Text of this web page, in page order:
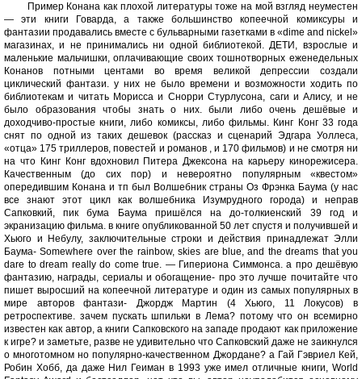
Пример Конана как плохой литературы тоже на мой взгляд неуместен
— эти книги Говарда, a также большинство копеечной комиксуры и
фантазии продавались вместе с бульварными газетками в «dime and nickel»
магазинах, и не принимались ни одной библиотекой. ДЕТИ, взрослые и
маленькие мальчишки, оплачивающие своих тошнотворных еженедельных
Конанов потными центами во время великой депрессии создали
циклический фантази. у них не было времени и возможности ходить по
библиотекам и читать Морисса и Снорри Стурлусона, саги и Алису, и не
было образования чтобы знать о них. были либо очень дешёвые и
доходчиво-простые книги, либо комиксы, либо фильмы. Кинг Конг 33 года
снят по одной из таких дешевок (рассказ и сценарий Эдгара Уоллеса,
«отца» 175 триллеров, повестей и романов , и 170 фильмов) и не смотря ни
на что Кинг Конг вдохновил Питера Джексона на карьеру кинoрежисера.
Качественным (до сих пор) и невероятно популярным «квестом»
опередившим Конана и тп был Волшебник страны Оз Фрэнка Баума (у нас
все знают этот цикл как волшебника Изумрудного города) и неправ
Сапковкий, пик бума Баума пришёлся на до-толкиенский 39 год и
экранизацию фильма. в книге опубликованной 50 лет спустя и получившей и
Хьюго и Небулу, заключительные строки и действия принадлежат Элли
Баума- Somewhere over the rainbow, skies are blue, and the dreams that you
dare to dream really do come true. — Гипериона Симмонса. а про дешёвую
фантазию, награды, сериалы и обогащение- про это лучше почитайте что
пишет выросший на копеечной литературе и один из самых популярных в
мире авторов фантази- Джордж Мартин (4 Хьюго, 11 Локусов) в
ретроспективе. зачем пускать шпильки в Лема? потому что он всемирно
известен как автор, а книги Сапковского на западе продают как приложение
к игре? и заметьте, разве не удивительно что Сапковский даже не заикнулся
о многотомном но популярно-качественном Джордане? а Гай Гэвриел Кей,
Робин Хобб, да даже Нил Геиман в 1993 уже имел отличные книги, World